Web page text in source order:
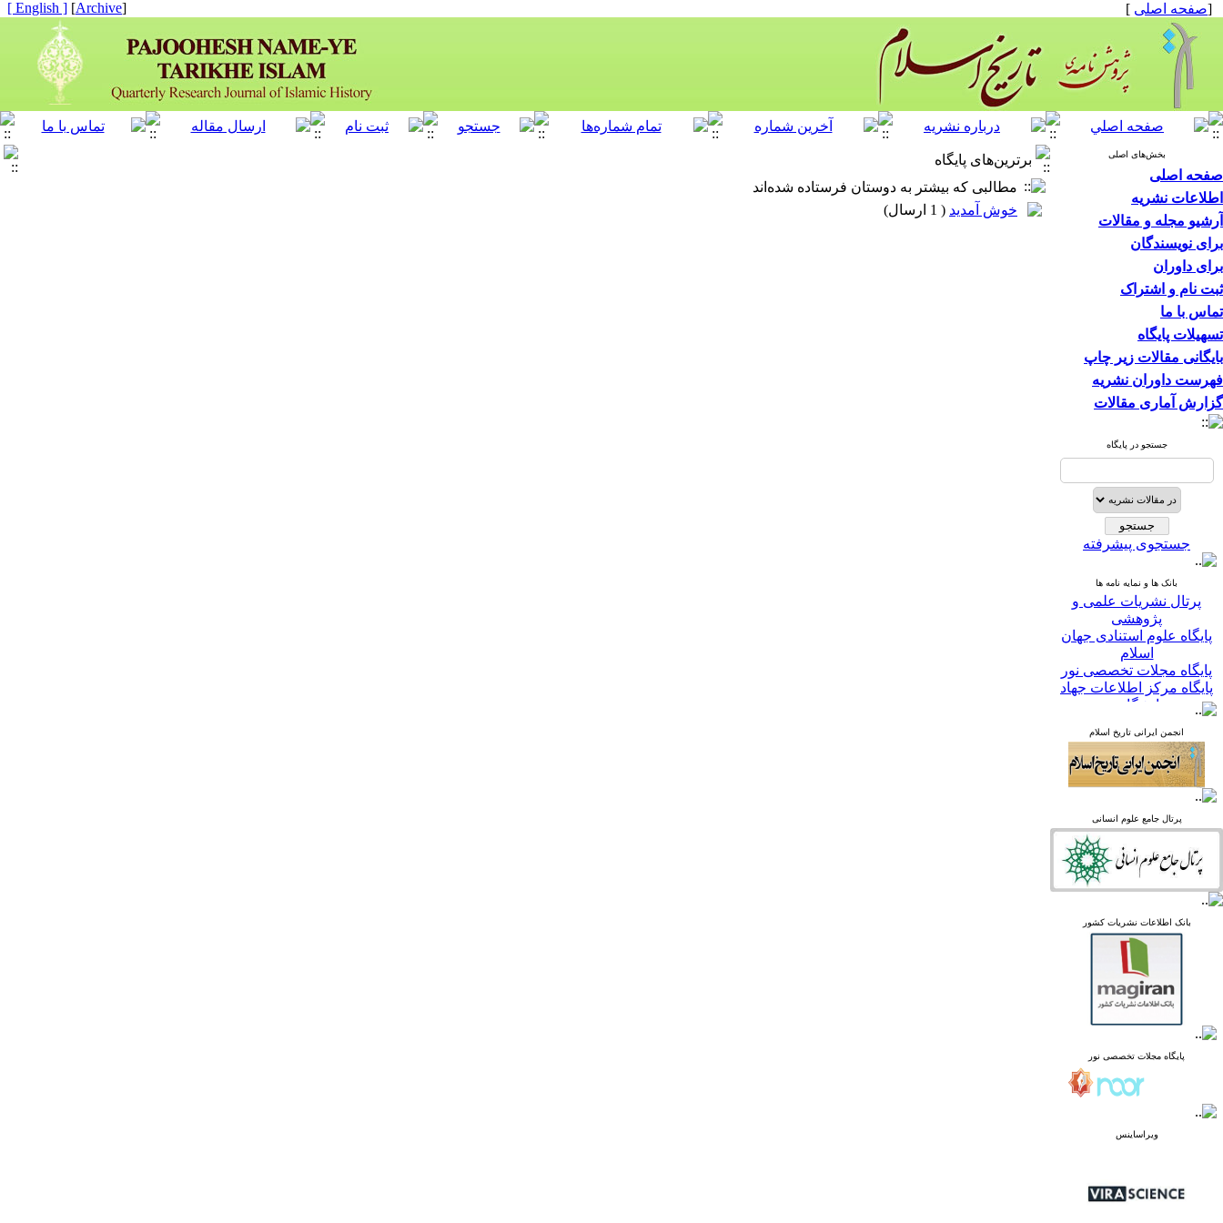
[صفحه اصلی ]
[
Archive
]
[ English ]
بخش‌های اصلی
صفحه اصلی
اطلاعات نشریه
آرشیو مجله و مقالات
برای نویسندگان
برای داوران
ثبت نام و اشتراک
تماس با ما
تسهیلات پایگاه
بایگانی مقالات زیر چاپ
فهرست داوران نشریه
گزارش آماری مقالات
جستجو در پایگاه
جستجوی پیشرفته
بانک ها و نمایه نامه ها
پرتال نشریات علمی و
پژوهشی
پایگاه علوم استنادی جهان
اسلام
پایگاه مجلات تخصصی نور
پایگاه مرکز اطلاعات جهاد
دانشگاهی
بانک اطلاعات نشریات
کشور
google scholar
virascience
Academia
انجمن ایرانی تاریخ اسلام
پرتال جامع علوم انسانی
بانک اطلاعات نشریات کشور
پایگاه مجلات تخصصی نور
ویراساینس
برترین‌های پایگاه
مطالبی که بیشتر به دوستان فرستاده شده‌اند
خوش آمدید (
)